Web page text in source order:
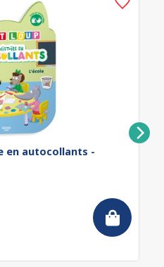
en autocollants -